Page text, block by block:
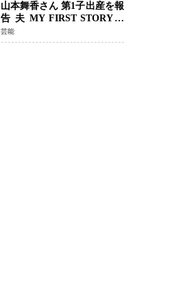
山本舞香さん 第1子出産を報
告 夫 MY FIRST STORYの
Hiroさんとの新たな家族生
活「母子ともに健康」
芸能